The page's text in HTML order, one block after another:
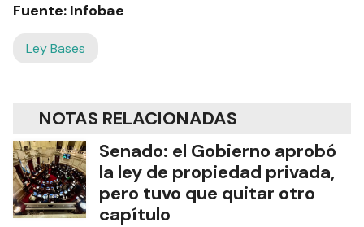
Fuente: Infobae
Ley Bases
NOTAS RELACIONADAS
Senado: el Gobierno aprobó
la ley de propiedad privada,
pero tuvo que quitar otro
capítulo